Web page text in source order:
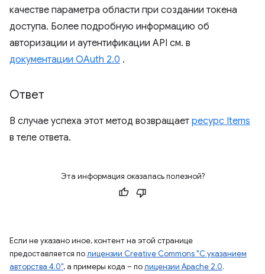
качестве параметра области при создании токена
доступа. Более подробную информацию об
авторизации и аутентификации API см. в
документации OAuth 2.0 .
Ответ
В случае успеха этот метод возвращает ресурс Items
в теле ответа.
Эта информация оказалась полезной?
Если не указано иное, контент на этой странице
предоставляется полицензии Creative Commons "С указанием
авторства 4.0", а примеры кода – полицензии Apache 2.0.